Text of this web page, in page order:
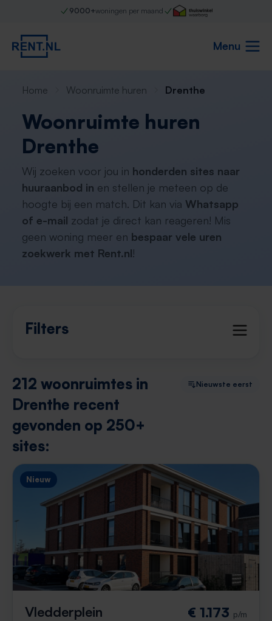
9000+woningen per maand
Menu
Home Woonruimte huren Drenthe
Woonruimte huren
Drenthe
Wij zoeken voor jou in honderden sites naar
huuraanbod in en stellen je meteen op de
hoogte bij een match. Dit kan via Whatsapp
of e-mail zodat je direct kan reageren! Mis
geen woning meer en bespaar vele uren
zoekwerk met Rent.nl!
Filters
212 woonruimtes in
Drenthe recent
gevonden op 250+
sites:
Nieuwste eerst
Nieuw
Vledderplein € 1.173 p/m